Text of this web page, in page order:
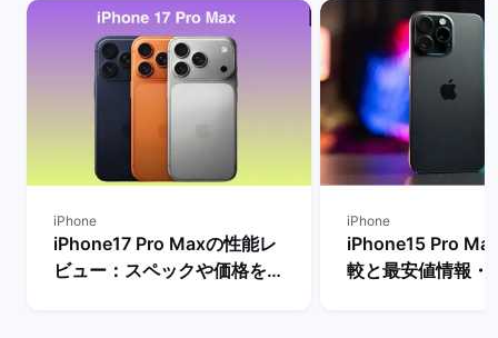
iPhone
iPhone17 Pro Maxの性能レ
ビュー：スペックや価格を
iPhone
iPhone15 Pro
較と最安値情報・